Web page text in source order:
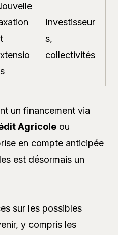
Investisseur
s,
collectivités
un financement via
Agricole ou
en compte anticipée
est désormais un
sur les possibles
y compris les